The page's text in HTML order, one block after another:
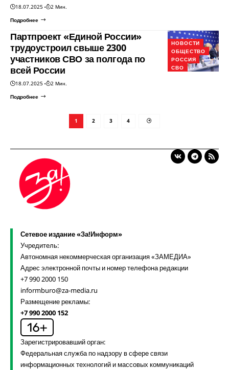
18.07.2025
2 Мин.
Подробнее
НОВОСТИ
ОБЩЕСТВО
РОССИЯ
СВО
Партпроект «Единой России»
трудоустроил свыше 2300
участников СВО за полгода по
всей России
18.07.2025
2 Мин.
Подробнее
1 2 3 4
Сетевое издание «За!Информ»
Учредитель:
Автономная некоммерческая организация «ЗАМЕДИА»
Адрес электронной почты и номер телефона редакции
+7 990 2000 150
informburo@za-media.ru
Размещение рекламы:
+7 990 2000 152
Зарегистрировавший орган:
Федеральная служба по надзору в сфере связи
информационных технологий и массовых коммуникаций